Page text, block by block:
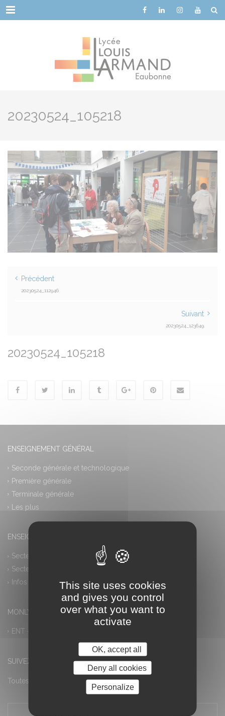
Menu
20230524_105218
Précédent
20230524_112946
Suivant
20230524_123649
20230524_105218
ENSEIGNEMENT GÉNÉRAL
Seconde générale et technologique
Première générale
Terminale générale
Les plus
ENSEIGNEMENT PROFESSIONNEL
Secteur industriel
Secteur tertiaire
Infos pratiques
MONLYCEE.NET (ENT) – PRONOTE
ENT – Accès à PRONOTE
SUIVEZ-NOUS
Toutes les actualités
Cookies management panel
This site uses cookies
and gives you control
over what you want to
activate
OK, accept all
Deny all cookies
Personalize